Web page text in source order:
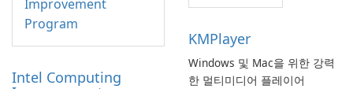
Intel Computing
KMPlayer
Windows 및 Mac을 위한 강력
한 멀티미디어 플레이어